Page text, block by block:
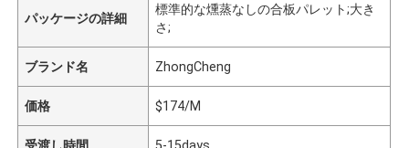
パッケージの詳細
標準的な燻蒸なしの合板パレット;大き
さ;
ブランド名 ZhongCheng
価格 $174/M
受渡し時間 5-15days